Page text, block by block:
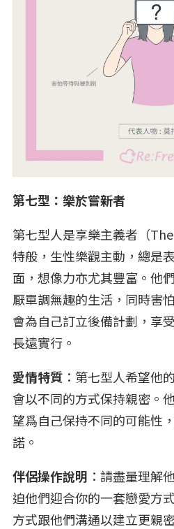
第七型：樂於嘗新者
第七型人是享樂主義者（
特般，生性樂觀主動，總是
面，想像力亦尤其豐富。他
厭單調無趣的生活，同時害
會為自己訂立後備計劃，享
長遠實行。
愛情特質 ：第七型人希望他
會以不同的方式保持親密。
望爲自己保持不同的可能性
諾。
伴侶操作說明 ：請盡量理解
迫他們迎合你的一套戀愛方
方式跟他們溝通以建立更親